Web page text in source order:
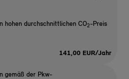
hohen durchschnittlichen CO2-Preis
141,00 EUR/Jahr
gemäß der Pkw-